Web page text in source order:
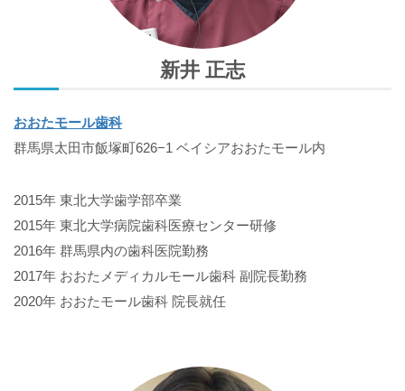
新井 正志
おおたモール歯科
群馬県太田市飯塚町626−1 ベイシアおおたモール内
2015年 東北大学歯学部卒業
2015年 東北大学病院歯科医療センター研修
2016年 群馬県内の歯科医院勤務
2017年 おおたメディカルモール歯科 副院長勤務
2020年 おおたモール歯科 院長就任